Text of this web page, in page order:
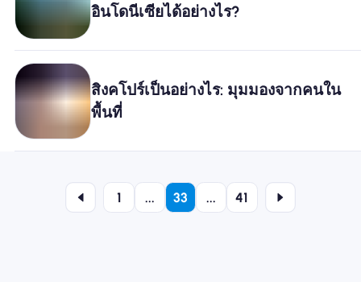
อินโดนีเซียได้อย่างไร?
สิงคโปร์เป็นอย่างไร: มุมมองจากคนใน
พื้นที่
1 ... 33 ... 41